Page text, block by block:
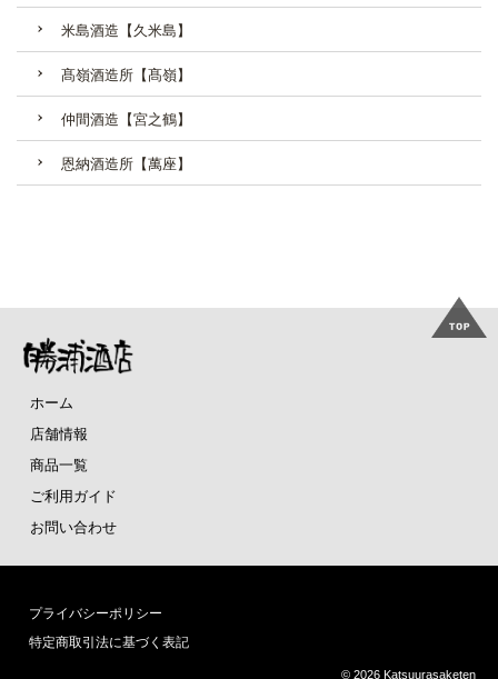
米島酒造【久米島】
髙嶺酒造所【髙嶺】
仲間酒造【宮之鶴】
恩納酒造所【萬座】
ホーム
店舗情報
商品一覧
ご利用ガイド
お問い合わせ
プライバシーポリシー
特定商取引法に基づく表記
© 2026 Katsuurasaketen